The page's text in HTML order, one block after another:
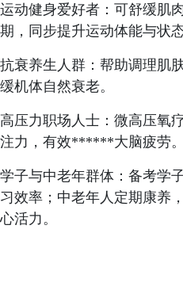
运动健身爱好者：可舒缓肌
期，同步提升运动体能与状态
抗衰养生人群：帮助调理肌
缓机体自然衰老。
高压力职场人士：微高压氧
注力，有效******大脑疲劳。
学子与中老年群体：备考学
习效率；中老年人定期康养
心活力。